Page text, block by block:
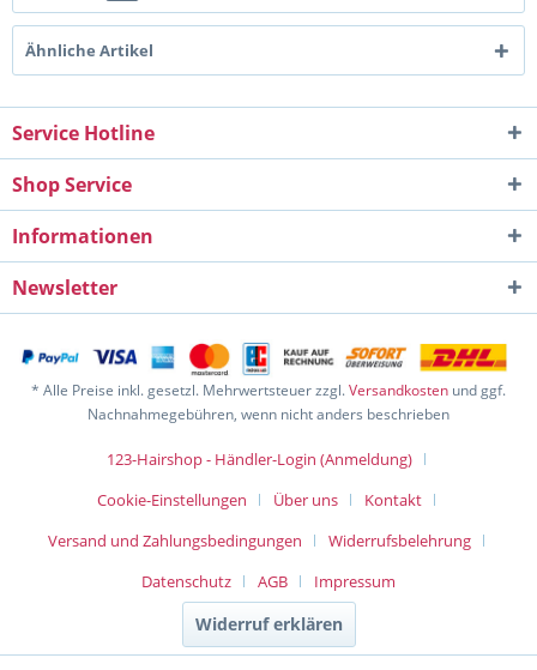
Ähnliche Artikel
Service Hotline
Shop Service
Informationen
Newsletter
* Alle Preise inkl. gesetzl. Mehrwertsteuer zzgl.Versandkosten und ggf.
Nachnahmegebühren, wenn nicht anders beschrieben
123-Hairshop - Händler-Login (Anmeldung)
Cookie-Einstellungen
Über uns
Kontakt
Versand und Zahlungsbedingungen
Widerrufsbelehrung
Datenschutz
AGB Impressum
Widerruf erklären